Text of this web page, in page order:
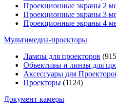
Проекционные экраны 2
Проекционные экраны 3
Проекционные экраны 4
Мультимедиa-проекторы
Лампы для проекторов
Объективы и линзы для
Аксессуары для
Проекторы (1124)
Документ-камеры